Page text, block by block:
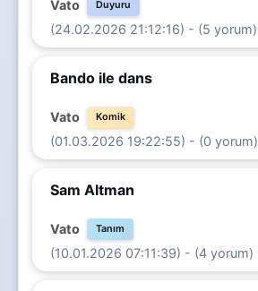
Vato Duyuru
(24.02.2026 21:12:16) - (5 yorum)
Bando ile dans
Vato Komik
(01.03.2026 19:22:55) - (0 yorum)
Sam Altman
Vato Tanım
(10.01.2026 07:11:39) - (4 yorum)